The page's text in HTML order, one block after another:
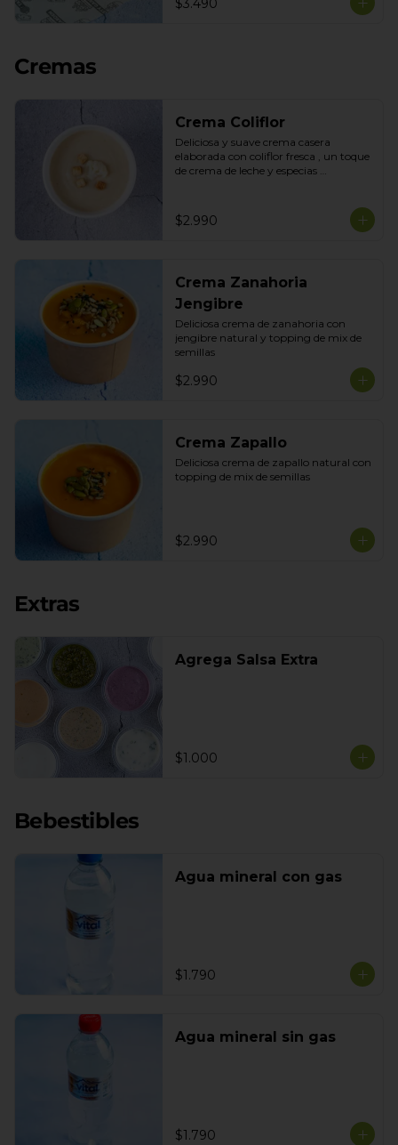
$3.490
Cremas
Crema Coliflor
Deliciosa y suave crema casera
elaborada con coliflor fresca , un toque
de crema de leche y especias
$2.990
Crema Zanahoria
Jengibre
Deliciosa crema de zanahoria con
jengibre natural y topping de mix de
semillas
$2.990
Crema Zapallo
Deliciosa crema de zapallo natural con
topping de mix de semillas
$2.990
Extras
Agrega Salsa Extra
$1.000
Bebestibles
Agua mineral con gas
$1.790
Agua mineral sin gas
$1.790